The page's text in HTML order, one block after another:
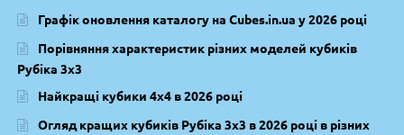
Графік оновлення каталогу на Cubes.in.ua у 2026 році
Порівняння характеристик різних моделей кубиків
Рубіка 3х3
Найкращі кубики 4х4 в 2026 році
Огляд кращих кубиків Рубіка 3х3 в 2026 році в різних